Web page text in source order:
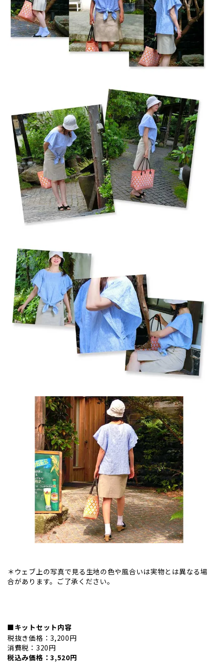
＊ウェブ上の写真で見る生地の色や風合いは実物とは異なる場
合があります。ご了承ください。
■キットセット内容
税抜き価格：3,200円
消費税：320円
税込み価格：3,520円